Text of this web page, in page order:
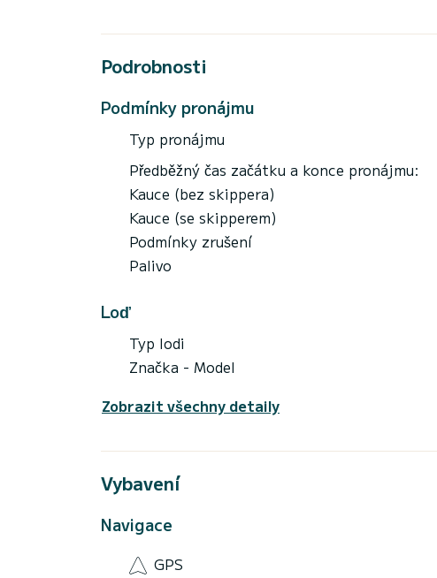
Podrobnosti
Podmínky pronájmu
Typ pronájmu
Předběžný čas začátku a konce pronájmu:
Kauce (bez skippera)
Kauce (se skipperem)
Podmínky zrušení
Palivo
Loď
Typ lodi
Značka - Model
Zobrazit všechny detaily
Vybavení
Navigace
GPS